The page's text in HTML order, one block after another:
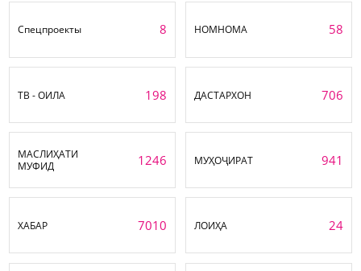
Спецпроекты 8 НОМНОМА 58
ТВ - ОИЛА 198 ДАСТАРХОН 706
МАСЛИҲАТИ
МУФИД
1246 МУҲОҶИРАТ 941
ХАБАР 7010 ЛОИҲА 24